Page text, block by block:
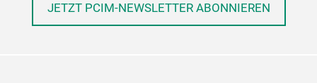
JETZT PCIM-NEWSLETTER ABONNIEREN